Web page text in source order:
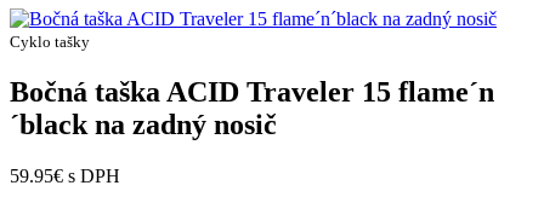
Cyklo tašky
Bočná taška ACID Traveler 15 flame´n
´black na zadný nosič
59.95€ s DPH